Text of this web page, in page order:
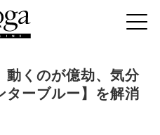
動くのが億劫、気分
ーブルー】を解消